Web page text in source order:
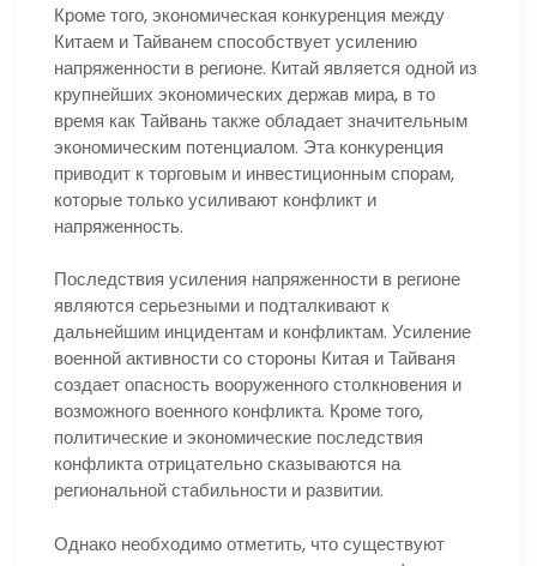
Кроме того, экономическая конкуренция между
Китаем и Тайванем способствует усилению
напряженности в регионе. Китай является одной из
крупнейших экономических держав мира, в то
время как Тайвань также обладает значительным
экономическим потенциалом. Эта конкуренция
приводит к торговым и инвестиционным спорам,
которые только усиливают конфликт и
напряженность.
Последствия усиления напряженности в регионе
являются серьезными и подталкивают к
дальнейшим инцидентам и конфликтам. Усиление
военной активности со стороны Китая и Тайваня
создает опасность вооруженного столкновения и
возможного военного конфликта. Кроме того,
политические и экономические последствия
конфликта отрицательно сказываются на
региональной стабильности и развитии.
Однако необходимо отметить, что существуют